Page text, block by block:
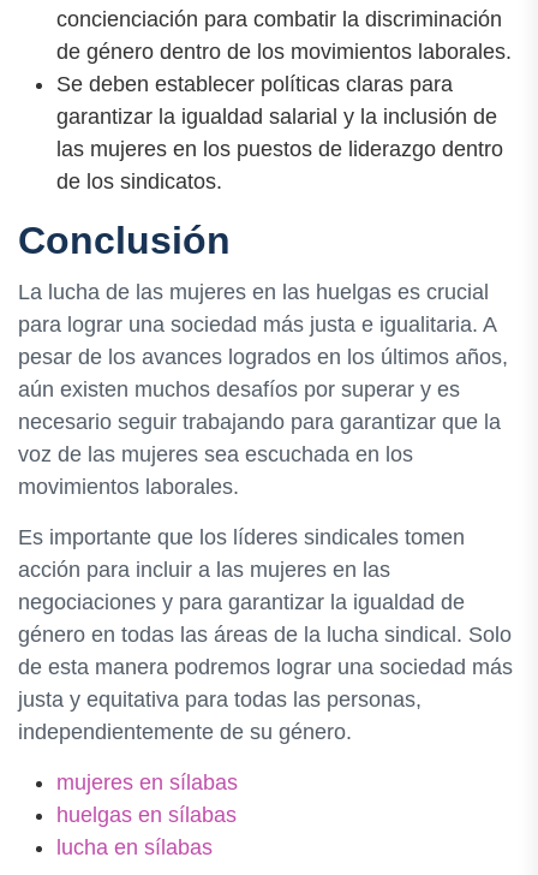
concienciación para combatir la discriminación
de género dentro de los movimientos laborales.
Se deben establecer políticas claras para
garantizar la igualdad salarial y la inclusión de
las mujeres en los puestos de liderazgo dentro
de los sindicatos.
Conclusión
La lucha de las mujeres en las huelgas es crucial
para lograr una sociedad más justa e igualitaria. A
pesar de los avances logrados en los últimos años,
aún existen muchos desafíos por superar y es
necesario seguir trabajando para garantizar que la
voz de las mujeres sea escuchada en los
movimientos laborales.
Es importante que los líderes sindicales tomen
acción para incluir a las mujeres en las
negociaciones y para garantizar la igualdad de
género en todas las áreas de la lucha sindical. Solo
de esta manera podremos lograr una sociedad más
justa y equitativa para todas las personas,
independientemente de su género.
mujeres en sílabas
huelgas en sílabas
lucha en sílabas